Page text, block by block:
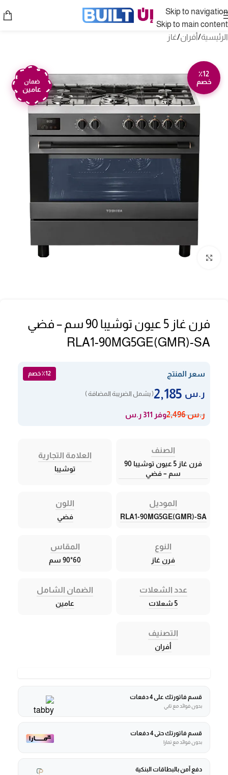
Skip to navigation
Skip to main content
الرئيسية/أفران/غاز
٪12
خصم
ضمان
عامين
Click to enlarge
فرن غاز 5 عيون توشيبا 90 سم – فضي
RLA1-90MG5GE(GMR)-SA
سعر المنتج ٪12 خصم
ر.س ( يشمل الضريبة المضافة )
ر.س2,496 وفر 311 ر.س
الصنف
فرن غاز 5 عيون توشيبا 90
سم – فضي
العلامة التجارية
توشيبا
الموديل
RLA1-90MG5GE(GMR)-SA
اللون
فضي
النوع
فرن غاز
المقاس
60*90 سم
عدد الشعلات
5 شعلات
الضمان الشامل
عامين
التصنيف
أفران
قسم فاتورتك على 4 دفعات
بدون فوائد مع تابي
قسم فاتورتك حتى 4 دفعات
بدون فوائد مع تمارا
دفع آمن بالبطاقات البنكية